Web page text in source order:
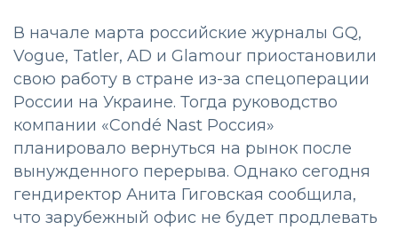
В начале марта российские журналы GQ,
Vogue, Tatler, AD и Glamour приостановили
свою работу в стране из-за спецоперации
России на Украине. Тогда руководство
компании «Condé Nast Россия»
планировало вернуться на рынок после
вынужденного перерыва. Однако сегодня
гендиректор Анита Гиговская сообщила,
что зарубежный офис не будет продлевать